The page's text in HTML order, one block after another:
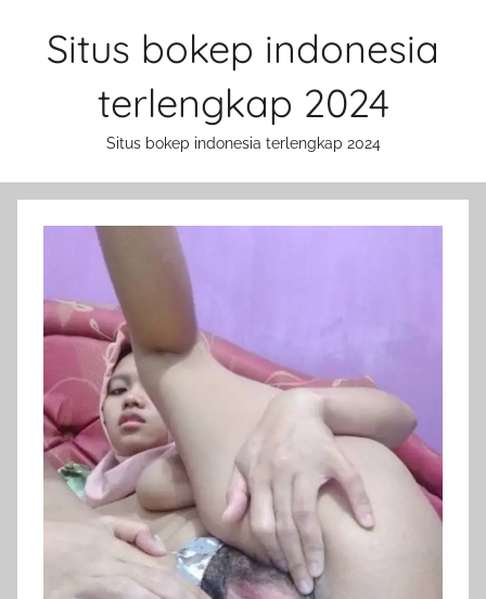
Situs bokep indonesia
terlengkap 2024
Situs bokep indonesia terlengkap 2024